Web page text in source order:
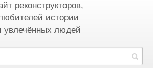
реконструкторов,
истории
увлечённых людей